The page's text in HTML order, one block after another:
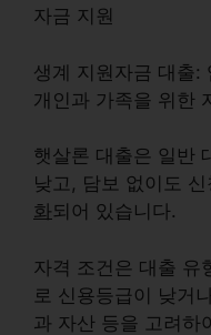
자금 지원
생계 지원자금 대출:
개인과 가족을 위한
햇살론 대출은 일반
낮고, 담보 없이도
화되어 있습니다.
자격 조건은 대출 유
로 신용등급이 낮거
과 자산 등을 고려하